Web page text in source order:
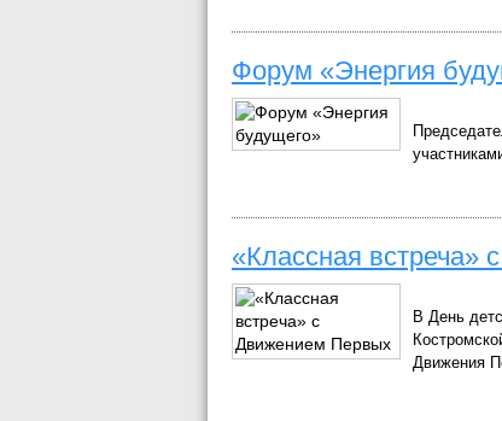
Форум «Энергия
«Классная
В День
Движения